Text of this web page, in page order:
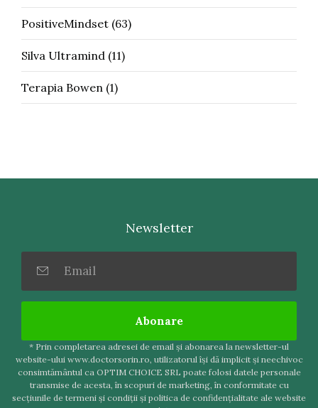
PositiveMindset (63)
Silva Ultramind (11)
Terapia Bowen (1)
Newsletter
Abonare
* Prin completarea adresei de email şi abonarea la newsletter-ul
website-ului www.doctorsorin.ro, utilizatorul îşi dă implicit şi neechivoc
consimtământul ca OPTIM CHOICE SRL poate folosi datele personale
transmise de acesta, în scopuri de marketing, în conformitate cu
secţiunile de termeni şi condiţii şi politica de confidenţialitate ale website